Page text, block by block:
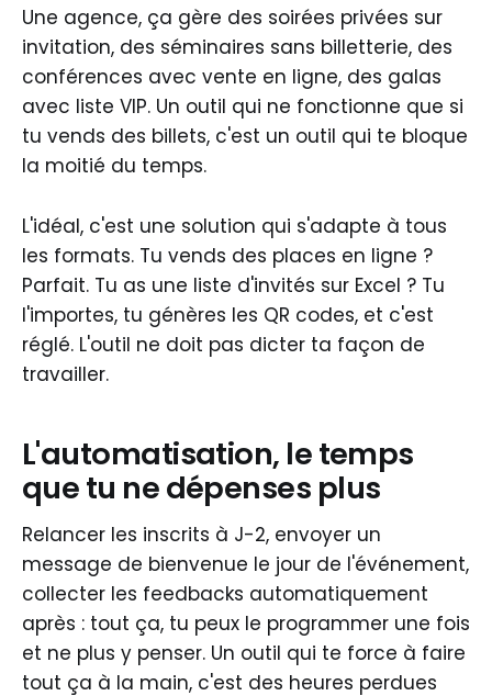
Une agence, ça gère des soirées privées sur
invitation, des séminaires sans billetterie, des
conférences avec vente en ligne, des galas
avec liste VIP. Un outil qui ne fonctionne que si
tu vends des billets, c'est un outil qui te bloque
la moitié du temps.
L'idéal, c'est une solution qui s'adapte à tous
les formats. Tu vends des places en ligne ?
Parfait. Tu as une liste d'invités sur Excel ? Tu
l'importes, tu génères les QR codes, et c'est
réglé. L'outil ne doit pas dicter ta façon de
travailler.
L'automatisation, le temps
que tu ne dépenses plus
Relancer les inscrits à J-2, envoyer un
message de bienvenue le jour de l'événement,
collecter les feedbacks automatiquement
après : tout ça, tu peux le programmer une fois
et ne plus y penser. Un outil qui te force à faire
tout ça à la main, c'est des heures perdues